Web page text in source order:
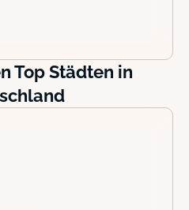
Top Städten in